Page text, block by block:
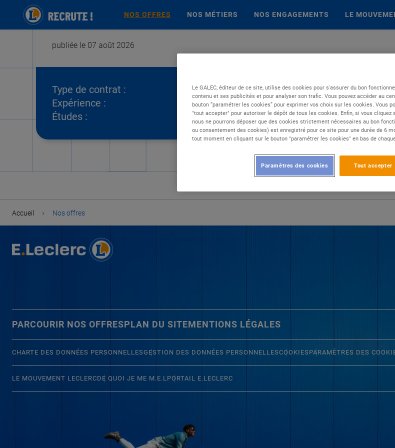
NOS OFFRES NOS MÉTIERS NOS ENGAGEMENTS LE
publiée le 07 août 2026
Type de contrat :
Expérience :
Études :
Accueil › Nos offres
PARCOURIR NOS OFFRESPLAN DU SITEMENTIONS LÉGALES
CHARTE DES DONNÉES PERSONNELLESGESTION DES DONNÉES PERSONNELLESCOOKIES PARAMÈTRES DES
LE MOUVEMENT LECLERCDE QUOI JE ME M.E.LPORTAIL E.LECLERC
Le GALEC, éditeur de ce site, utilise des cookies pour s'assurer du bon
contenu et ses publicités et pour analyser son trafic. Vous pouvez accéder au
bouton “paramétrer les cookies” pour exprimer vos choix sur les cookies. Vous
"tout accepter" pour autoriser le dépôt de tous les cookies. Enfin, si vous
nous ne pourrons déposer que des cookies strictement nécessaires au bon
ou consentement des cookies) est enregistré pour ce site pour une durée de 6
tout moment en cliquant sur le bouton "paramétrer les cookies" en bas de
Tout accepter
Paramètres des cookies